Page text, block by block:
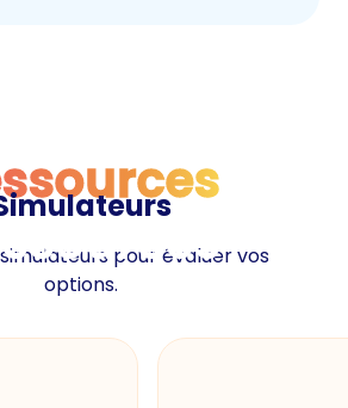
pour évaluer vos
options.